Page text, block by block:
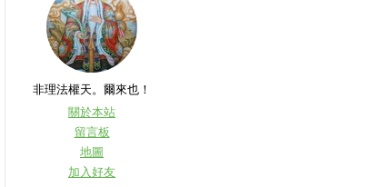
非理法權天。爾來也！
關於本站
留言板
地圖
加入好友